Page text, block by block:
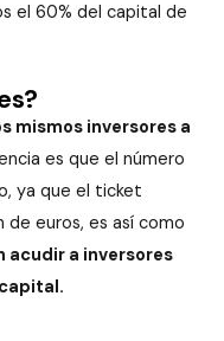
el 60% del capital de
mismos inversores a
es que el número
ya que el ticket
de euros, es así como
acudir a inversores